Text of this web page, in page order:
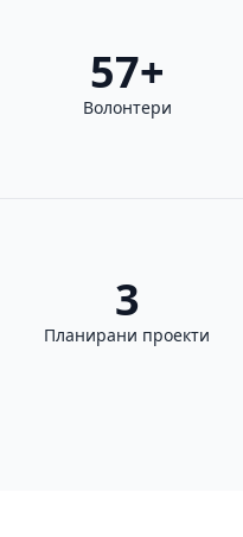
57+
Волонтери
3
Планирани проекти